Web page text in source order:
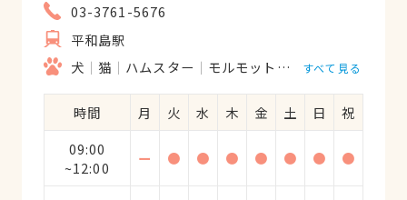
03-3761-5676
平和島駅
犬
猫 ハムスター モルモット フェレット
すべて見る
時間 月 火 水 木 金 土 日
祝
09:00
~12:00
ー ● ● ● ● ● ● ●